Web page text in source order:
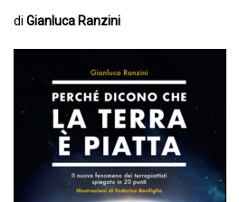
di Gianluca Ranzini